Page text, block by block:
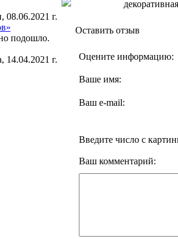
08.06.2021 г.
подошло.
14.04.2021 г.
Оставить отзыв
Оцените информацию:
Ваше имя:
Ваш e-mail:
Введите число с
Ваш комментарий: